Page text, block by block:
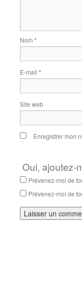
Nom *
E-mail *
Site web
Enregistrer mon
Oui, ajoutez-
Prévenez-moi de
Prévenez-moi de